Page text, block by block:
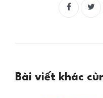
Bài viết khác